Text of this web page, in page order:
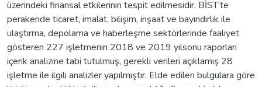
üzerindeki finansal etkilerinin tespit edilmesidir. BİST’te
perakende ticaret, imalat, bilişim, inşaat ve bayındırlık ile
ulaştırma, depolama ve haberleşme sektörlerinde faaliyet
gösteren 227 işletmenin 2018 ve 2019 yılsonu raporları
içerik analizine tabi tutulmuş, gerekli verileri açıklamış 28
işletme ile ilgili analizler yapılmıştır. Elde edilen bulgulara göre